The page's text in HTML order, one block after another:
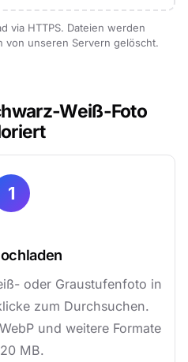
via HTTPS. Dateien werden
von unseren Servern gelöscht.
Weiß-Foto
1
oder Graustufenfoto in
zum Durchsuchen.
und weitere Formate
MB.